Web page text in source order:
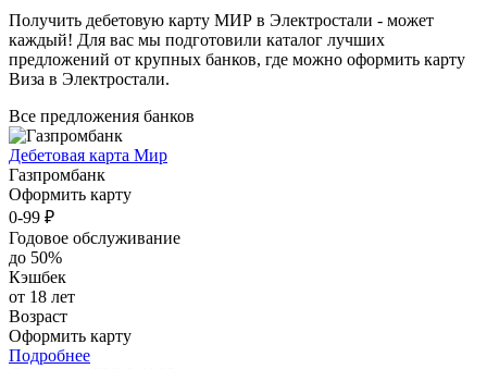
Получить дебетовую карту МИР в Электростали - может
каждый! Для вас мы подготовили каталог лучших
предложений от крупных банков, где можно оформить карту
Виза в Электростали.
Все предложения банков
Дебетовая карта Мир
Газпромбанк
Оформить карту
0-99 ₽
Годовое обслуживание
до 50%
Кэшбек
от 18 лет
Возраст
Оформить карту
Подробнее